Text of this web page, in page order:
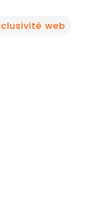
web